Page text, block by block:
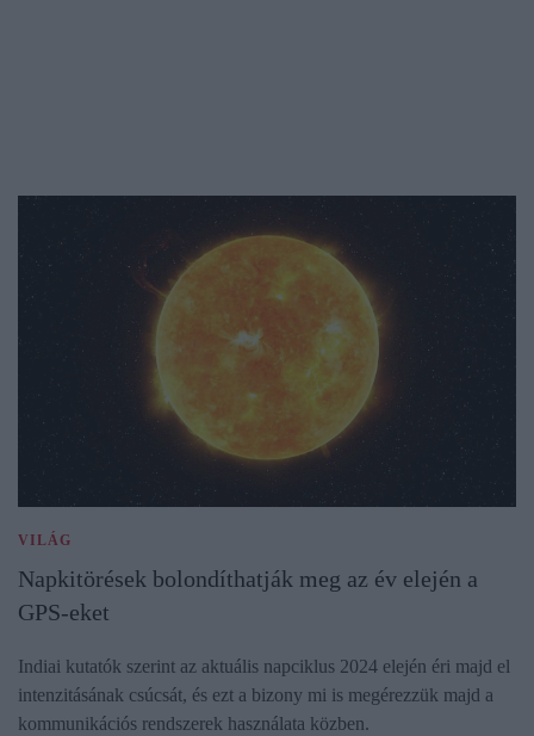
VILÁG
Napkitörések bolondíthatják meg az év elején a
GPS-eket
Indiai kutatók szerint az aktuális napciklus 2024 elején éri majd el
intenzitásának csúcsát, és ezt a bizony mi is megérezzük majd a
kommunikációs rendszerek használata közben.